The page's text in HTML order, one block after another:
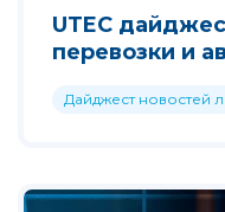
UTEC
перевозки и
Дайджест новостей